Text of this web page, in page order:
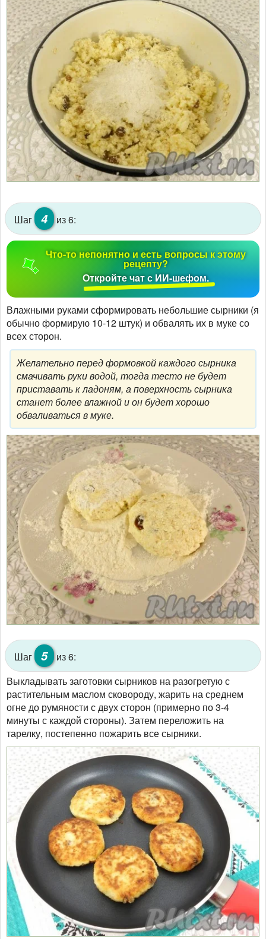
Шаг 4 из 6:
Что-то непонятно и есть вопросы к этому
рецепту?
Откройте чат с ИИ-шефом.
Влажными руками сформировать небольшие сырники (я
обычно формирую 10-12 штук) и обвалять их в муке со
всех сторон.
Желательно перед формовкой каждого сырника
смачивать руки водой, тогда тесто не будет
приставать к ладоням, а поверхность сырника
станет более влажной и он будет хорошо
обваливаться в муке.
Шаг 5
из 6:
Выкладывать заготовки сырников на разогретую с
растительным маслом сковороду, жарить на среднем
огне до румяности с двух сторон (примерно по 3-4
минуты с каждой стороны). Затем переложить на
тарелку, постепенно пожарить все сырники.